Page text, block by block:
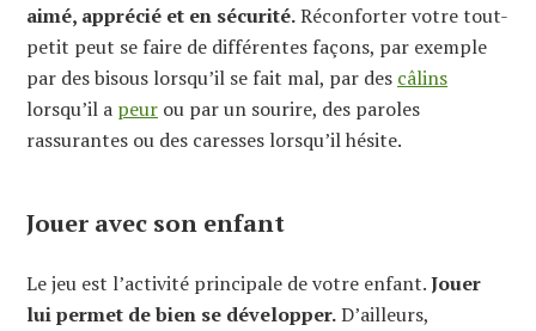
aimé, apprécié et en sécurité.Réconforter votre tout-
petit peut se faire de différentes façons, par exemple
par des bisous lorsqu’il se fait mal, par des câlins
lorsqu’il a peur ou par un sourire, des paroles
rassurantes ou des caresses lorsqu’il hésite.
Jouer avec son enfant
Le jeu est l’activité principale de votre enfant.Jouer
lui permet de bien se développer.D’ailleurs,